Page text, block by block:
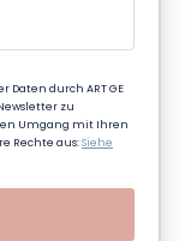
durch ART GE
zu
Umgang mit Ihren
Rechte aus:Siehe